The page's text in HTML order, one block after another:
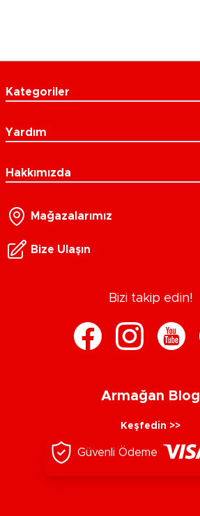
Kategoriler
Yardım
Hakkımızda
Mağazalarımız
Bize Ulaşın
Bizi takip edin!
Armağan Blog
Keşfedin >>
Güvenli Ödeme